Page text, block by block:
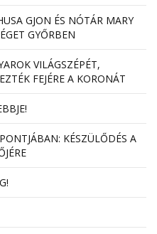
GJON ÉS NÓTÁR MARY
GYŐRBEN
VILÁGSZÉPÉT,
FEJÉRE A KORONÁT
KÉSZÜLŐDÉS A